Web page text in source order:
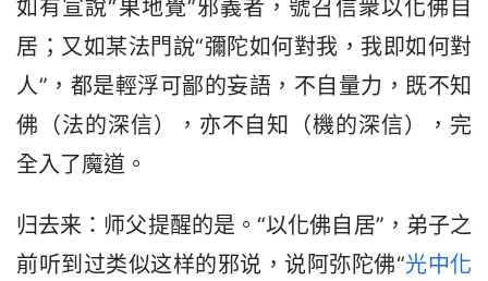
如有宣說“果地覺”邪義者，號召信衆以化佛自
居；又如某法門說“彌陀如何對我，我即如何對
人”，都是輕浮可鄙的妄語，不自量力，既不知
佛（法的深信），亦不自知（機的深信），完
全入了魔道。
归去来：师父提醒的是。“以化佛自居”，弟子之
前听到过类似这样的邪说，说阿弥陀佛“光中化